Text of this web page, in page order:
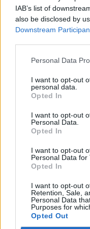
IAB’s list of
also be disclosed by
Downstream
Personal Data
I want to opt-out
personal data.
Opted In
I want to opt-out
Personal Data.
Opted In
I want to opt-out
Personal Data for
Opted In
I want to opt-out
Retention, Sale,
Personal Data
Purposes for
Opted Out